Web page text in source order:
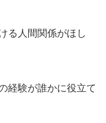
る人間関係がほし
経験が誰かに役立て